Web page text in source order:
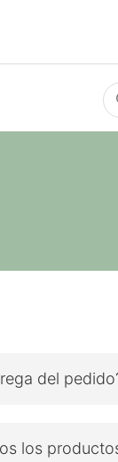
del
los